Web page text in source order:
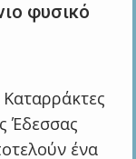
φυσικό
Καταρράκτες
Έδεσσας
ένα